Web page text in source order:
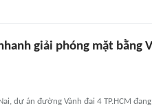
giải phóng mặt bằng
dự án đường Vành đai 4 TP.HCM